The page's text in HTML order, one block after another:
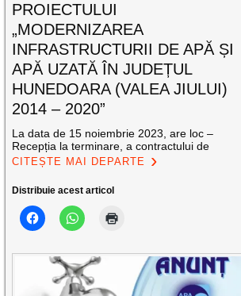
PROIECTULUI
„MODERNIZAREA
INFRASTRUCTURII DE APĂ ȘI
APĂ UZATĂ ÎN JUDEȚUL
HUNEDOARA (VALEA JIULUI)
2014 – 2020”
La data de 15 noiembrie 2023, are loc –
Recepția la terminare, a contractului de
CITEȘTE MAI DEPARTE
Distribuie acest articol